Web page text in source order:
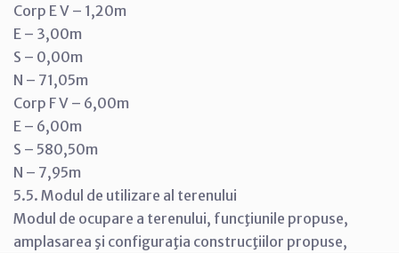
Corp E V – 1,20m
E – 3,00m
S – 0,00m
N – 71,05m
Corp F V – 6,00m
E – 6,00m
S – 580,50m
N – 7,95m
5.5. Modul de utilizare al terenului
Modul de ocupare a terenului, funcţiunile propuse,
amplasarea şi configuraţia construcţiilor propuse,